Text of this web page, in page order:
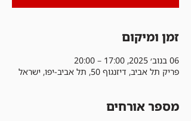
זמן ומיקום
06 בנוב׳ 2025, 17:00 – 20:00
פריק תל אביב, דיזנגוף 50, תל אביב-יפו, ישראל
מספר אורחים